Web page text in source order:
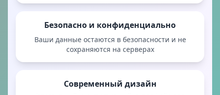
Безопасно и конфиденциально
Ваши данные остаются в безопасности и не
сохраняются на серверах
Современный дизайн